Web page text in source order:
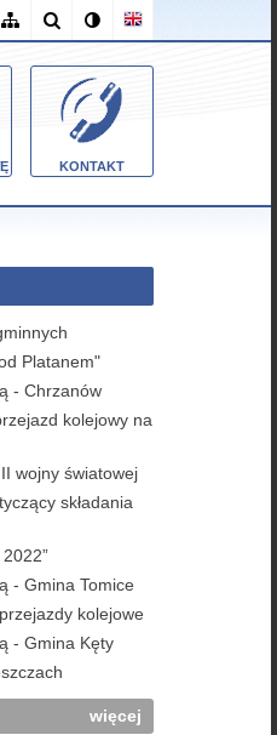
KONTAKT
Platanem"
- Chrzanów
kolejowy na
wojny światowej
składania
- Gmina Tomice
kolejowe
- Gmina Kęty
więcej